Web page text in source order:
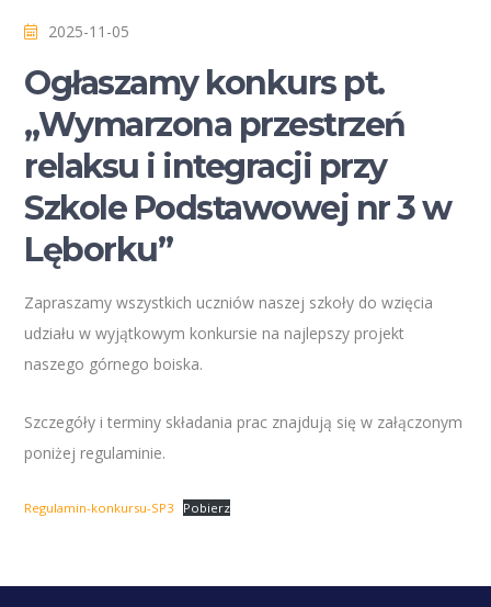
2025-11-05
Ogłaszamy konkurs pt.
„Wymarzona przestrzeń
relaksu i integracji przy
Szkole Podstawowej nr 3 w
Lęborku”
Zapraszamy wszystkich uczniów naszej szkoły do wzięcia
udziału w wyjątkowym konkursie na najlepszy projekt
naszego górnego boiska.
Szczegóły i terminy składania prac znajdują się w załączonym
poniżej regulaminie.
Regulamin-konkursu-SP3 Pobierz